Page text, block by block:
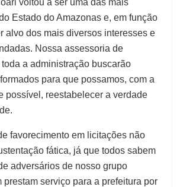
voltou a ser uma das mais
Estado do Amazonas e, em função
alvo dos mais diversos interesses e
Nossa assessoria de
a administração buscarão
para que possamos, com a
possível, reestabelecer a verdade
favorecimento em licitações não
fática, já que todos sabem
adversários de nosso grupo
prestam serviço para a prefeitura por